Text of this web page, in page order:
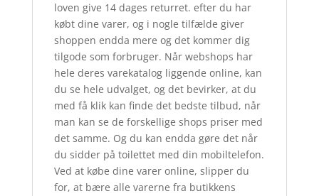
loven give 14 dages returret. efter du har
købt dine varer, og i nogle tilfælde giver
shoppen endda mere og det kommer dig
tilgode som forbruger. Når webshops har
hele deres varekatalog liggende online, kan
du se hele udvalget, og det bevirker, at du
med få klik kan finde det bedste tilbud, når
man kan se de forskellige shops priser med
det samme. Og du kan endda gøre det når
du sidder på toilettet med din mobiltelefon.
Ved at købe dine varer online, slipper du
for, at bære alle varerne fra butikkens